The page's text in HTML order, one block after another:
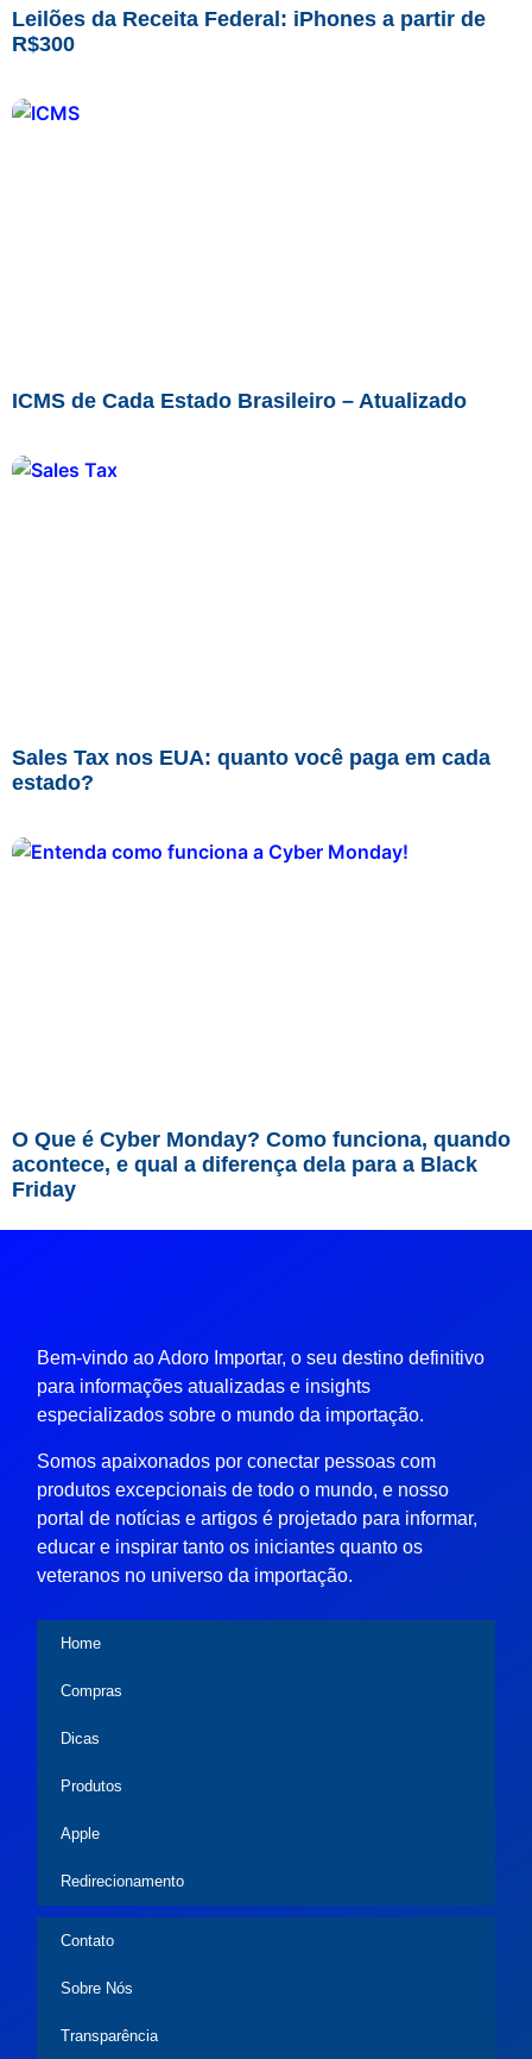
Leilões da Receita Federal: iPhones a partir de
R$300
ICMS de Cada Estado Brasileiro – Atualizado
Sales Tax nos EUA: quanto você paga em cada
estado?
O Que é Cyber Monday? Como funciona, quando
acontece, e qual a diferença dela para a Black
Friday
Bem-vindo ao Adoro Importar, o seu destino definitivo
para informações atualizadas e insights
especializados sobre o mundo da importação.
Somos apaixonados por conectar pessoas com
produtos excepcionais de todo o mundo, e nosso
portal de notícias e artigos é projetado para informar,
educar e inspirar tanto os iniciantes quanto os
veteranos no universo da importação.
Home
Compras
Dicas
Produtos
Apple
Redirecionamento
Contato
Sobre Nós
Transparência